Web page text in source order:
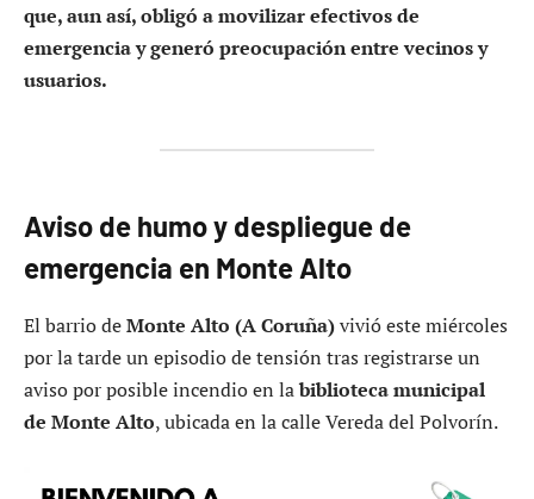
que, aun así, obligó a movilizar efectivos de
emergencia y generó preocupación entre vecinos y
usuarios.
Aviso de humo y despliegue de
emergencia en Monte Alto
El barrio deMonte Alto (A Coruña)vivió este miércoles
por la tarde un episodio de tensión tras registrarse un
aviso por posible incendio en labiblioteca municipal
de Monte Alto, ubicada en la calle Vereda del Polvorín.